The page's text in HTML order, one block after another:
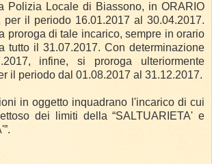
Polizia Locale di Biassono, in ORARIO
per il periodo 16.01.2017 al 30.04.2017.
proroga di tale incarico, sempre in orario
tutto il 31.07.2017. Con determinazione
infine, si proroga ulteriormente
il periodo dal 01.08.2017 al 31.12.2017.
in oggetto inquadrano l'incarico di cui
dei limiti della “SALTUARIETA' e